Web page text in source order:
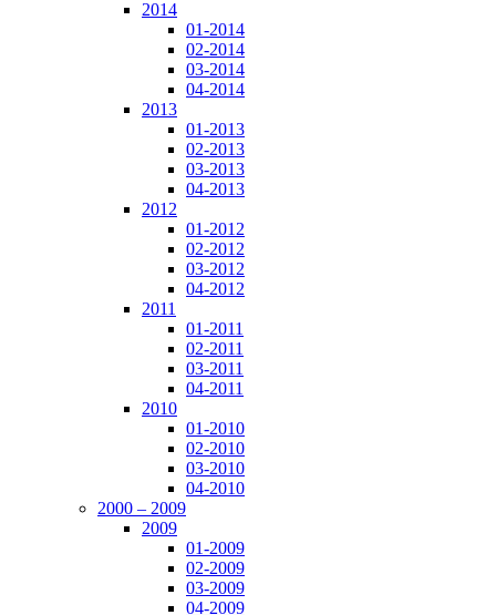
2014
01-2014
02-2014
03-2014
04-2014
2013
01-2013
02-2013
03-2013
04-2013
2012
01-2012
02-2012
03-2012
04-2012
2011
01-2011
02-2011
03-2011
04-2011
2010
01-2010
02-2010
03-2010
04-2010
2000 – 2009
2009
01-2009
02-2009
03-2009
04-2009